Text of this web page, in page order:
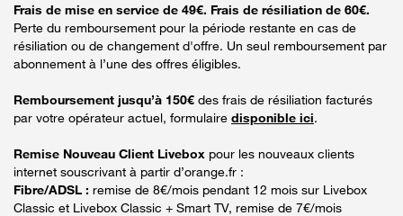
Frais de mise en service de 49€. Frais de résiliation de 60€.
Perte du remboursement pour la période restante en cas de
résiliation ou de changement d'offre. Un seul remboursement par
abonnement à l’une des offres éligibles.
Remboursement jusqu’à 150€ des frais de résiliation facturés
par votre opérateur actuel, formulaire disponible ici.
Remise Nouveau Client Livebox pour les nouveaux clients
internet souscrivant à partir d’orange.fr :
Fibre/ADSL : remise de 8€/mois pendant 12 mois sur Livebox
Classic et Livebox Classic + Smart TV, remise de 7€/mois